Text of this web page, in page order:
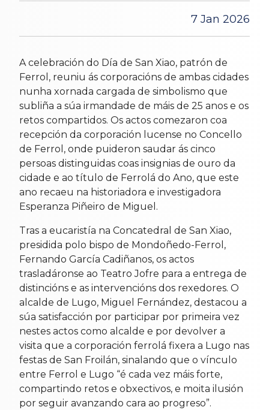
7 Jan 2026
A celebración do Día de San Xiao, patrón de
Ferrol, reuniu ás corporacións de ambas cidades
nunha xornada cargada de simbolismo que
subliña a súa irmandade de máis de 25 anos e os
retos compartidos. Os actos comezaron coa
recepción da corporación lucense no Concello
de Ferrol, onde puideron saudar ás cinco
persoas distinguidas coas insignias de ouro da
cidade e ao título de Ferrolá do Ano, que este
ano recaeu na historiadora e investigadora
Esperanza Piñeiro de Miguel.
Tras a eucaristía na Concatedral de San Xiao,
presidida polo bispo de Mondoñedo-Ferrol,
Fernando García Cadiñanos, os actos
trasladáronse ao Teatro Jofre para a entrega de
distincións e as intervencións dos rexedores. O
alcalde de Lugo, Miguel Fernández, destacou a
súa satisfacción por participar por primeira vez
nestes actos como alcalde e por devolver a
visita que a corporación ferrolá fixera a Lugo nas
festas de San Froilán, sinalando que o vínculo
entre Ferrol e Lugo “é cada vez máis forte,
compartindo retos e obxectivos, e moita ilusión
por seguir avanzando cara ao progreso”.